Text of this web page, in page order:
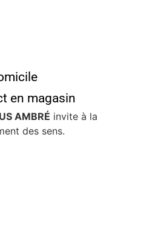
en magasin
AMBRÉ invite à la
des sens.